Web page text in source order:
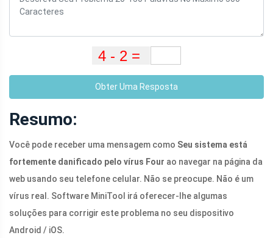
Obter Uma Resposta
Resumo:
Você pode receber uma mensagem como Seu sistema está
fortemente danificado pelo vírus Four ao navegar na página da
web usando seu telefone celular. Não se preocupe. Não é um
vírus real. Software MiniTool irá oferecer-lhe algumas
soluções para corrigir este problema no seu dispositivo
Android / iOS.